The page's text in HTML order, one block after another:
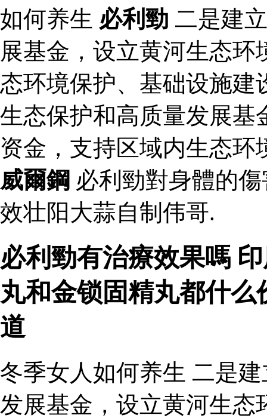
如何养生 必利勁 二是建
展基金，设立黄河生态
态环境保护、基础设施建
生态保护和高质量发展基
资金，支持区域内生态
威爾鋼 必利勁對身體的
效壮阳大蒜自制伟哥.
必利勁有治療效果嗎
丸和金锁固精丸都什
道
冬季女人如何养生 二是
发展基金，设立黄河生